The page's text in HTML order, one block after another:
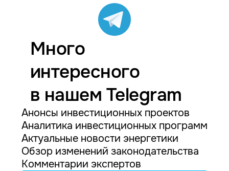
Много
интересного
в нашем Telegram
Анонсы инвестиционных проектов
Аналитика инвестиционных программ
Актуальные новости энергетики
Обзор изменений законодательства
Комментарии экспертов